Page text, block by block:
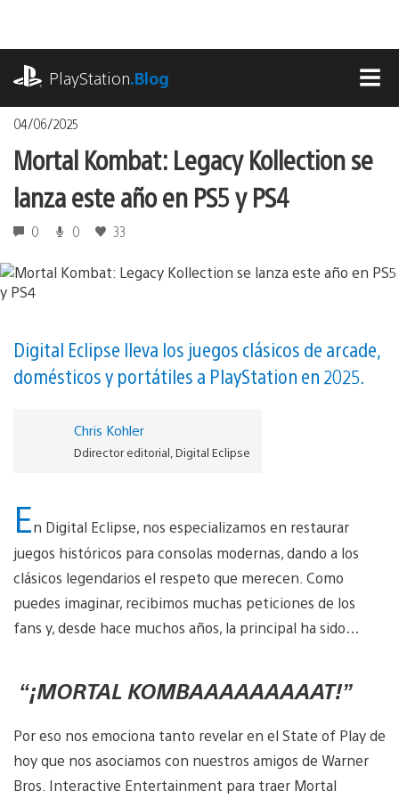
contenido
PlayStation.Blog
04/06/2025
Mortal Kombat: Legacy Kollection se
lanza este año en PS5 y PS4
0 0 33
Digital Eclipse lleva los juegos clásicos de arcade,
domésticos y portátiles a PlayStation en 2025.
Chris Kohler
Ddirector editorial, Digital Eclipse
En Digital Eclipse, nos especializamos en restaurar
juegos históricos para consolas modernas, dando a los
clásicos legendarios el respeto que merecen. Como
puedes imaginar, recibimos muchas peticiones de los
fans y, desde hace muchos años, la principal ha sido…
“¡MORTAL KOMBAAAAAAAAAT!”
Por eso nos emociona tanto revelar en el State of Play de
hoy que nos asociamos con nuestros amigos de Warner
Bros. Interactive Entertainment para traer Mortal